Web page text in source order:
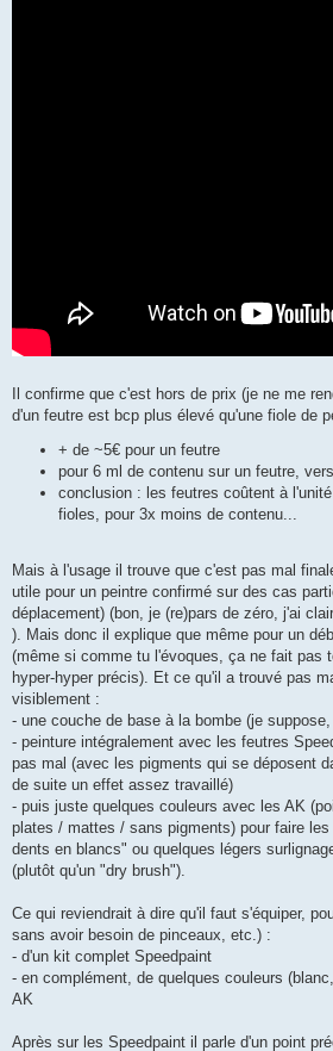
Il confirme que c'est hors de prix (je ne me
d'un feutre est bcp plus élevé qu'une fiole de
+ de ~5€ pour un feutre
pour 6 ml de contenu sur un feutre,
conclusion : les feutres coûtent à
fioles, pour 3x moins de contenu...
Mais à l'usage il trouve que c'est pas mal
utile pour un peintre confirmé sur des cas
déplacement) (bon, je (re)pars de zéro, j'ai
). Mais donc il explique que même pour un
(même si comme tu l'évoques, ça ne fait pas
hyper-hyper précis). Et ce qu'il a trouvé pas
visiblement :
- une couche de base à la bombe (je
- peinture intégralement avec les feutres
pas mal (avec les pigments qui se déposent
de suite un effet assez travaillé)
- puis juste quelques couleurs avec les AK
plates / mattes / sans pigments) pour faire
dents en blancs" ou quelques légers
(plutôt qu'un "dry brush").
Ce qui reviendrait à dire qu'il faut s'équiper,
sans avoir besoin de pinceaux, etc.) :
- d'un kit complet Speedpaint
- en complément, de quelques couleurs
AK
Après sur les Speedpaint il parle d'un point